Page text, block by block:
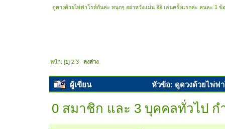
ดูดวงด้วยไพ่ฟาโรห์กันค่ะ หนุกๆ อย่าหวังแม่น อิอิ เล่นครั้งแรกค่ะ คนละ 1 ข้
หน้า: [1]2 3 ลงล่าง
ผู้เขียน
หัวข้อ: ดูดวงด้วยไพ่ฟ
0 สมาชิก และ 3 บุคคลทั่วไป